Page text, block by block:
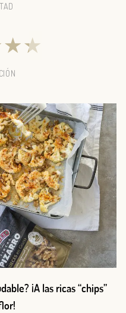
★★
¡A las ricas “chips”